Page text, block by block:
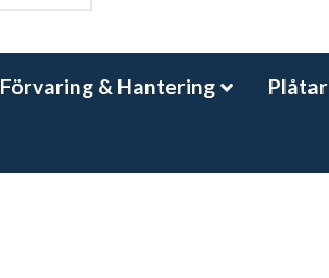
Förvaring & Hantering Plåtar